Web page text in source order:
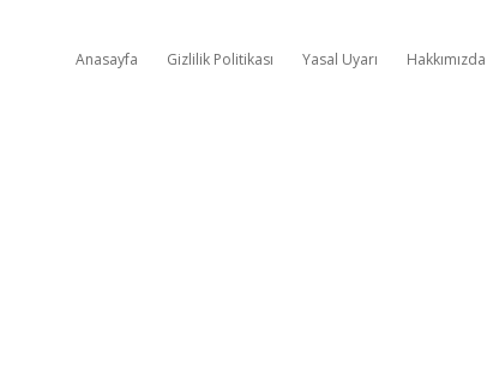
Anasayfa Gizlilik Politikası Yasal Uyarı Hakkımızda